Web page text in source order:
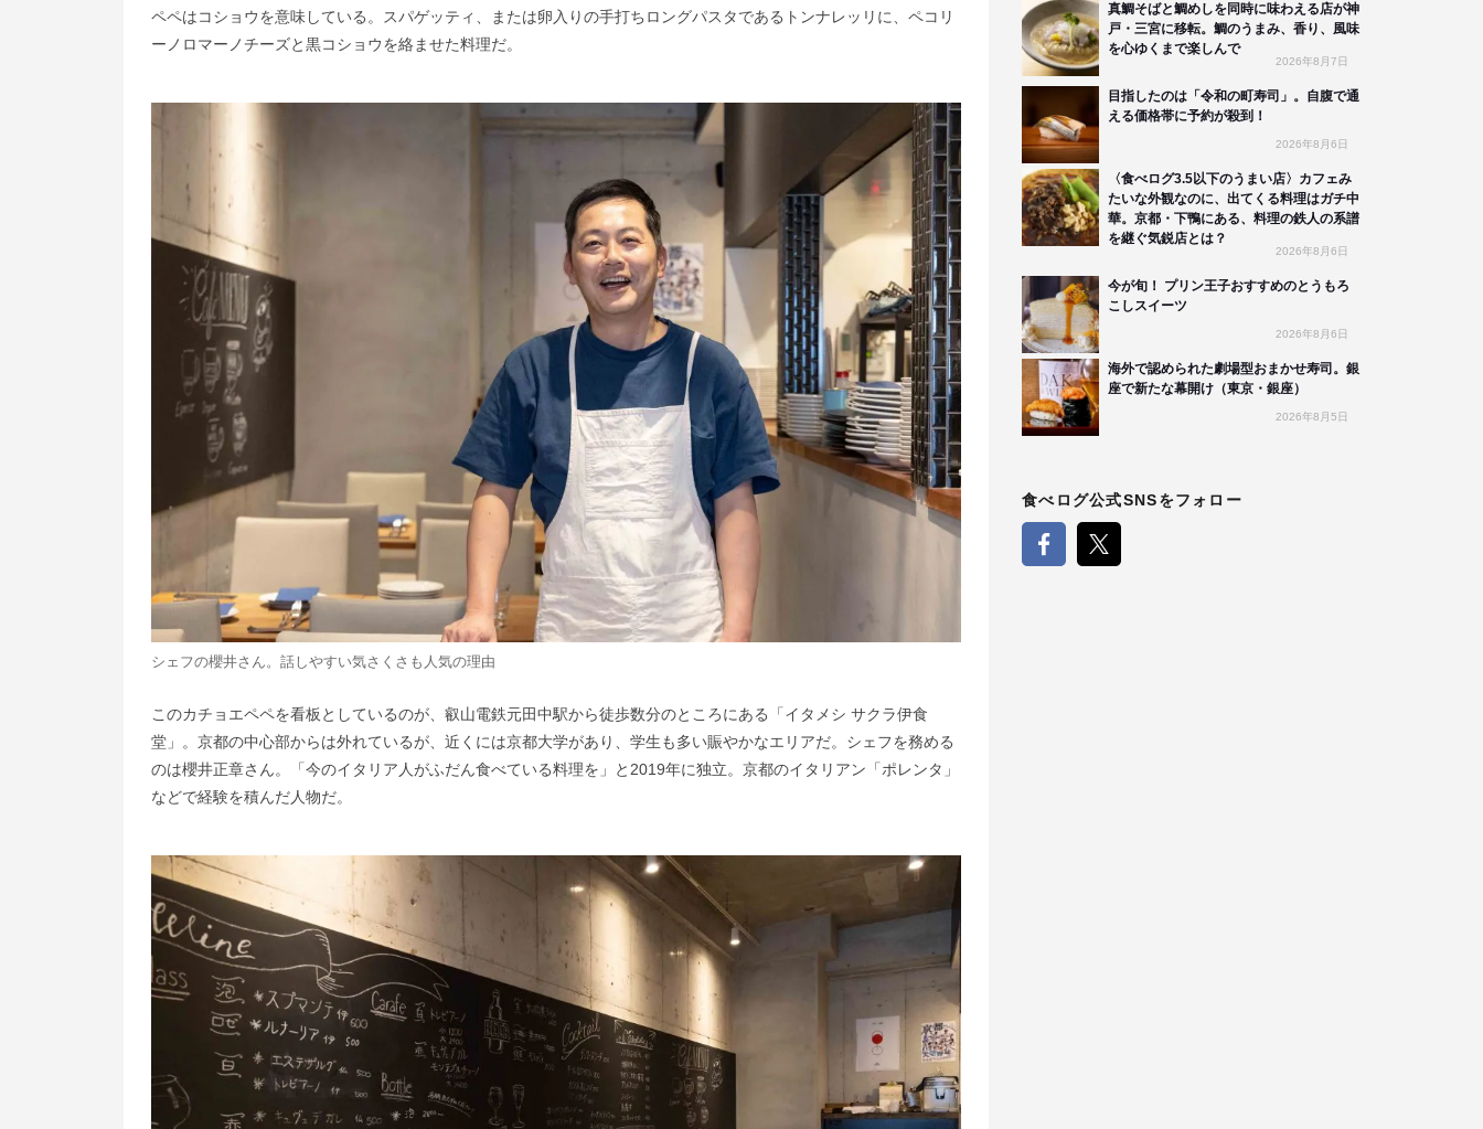
ペペはコショウを意味している。スパゲッティ、または卵入りの手打ちロングパスタであるトンナレッリに、ペコリ
ーノロマーノチーズと黒コショウを絡ませた料理だ。
シェフの櫻井さん。話しやすい気さくさも人気の理由
このカチョエペペを看板としているのが、叡山電鉄元田中駅から徒歩数分のところにある「イタメシ サクラ伊食
堂」。京都の中心部からは外れているが、近くには京都大学があり、学生も多い賑やかなエリアだ。シェフを務める
のは櫻井正章さん。「今のイタリア人がふだん食べている料理を」と2019年に独立。京都のイタリアン「ポレンタ」
などで経験を積んだ人物だ。
真鯛そばと鯛めしを同時に味わえる店が神
戸・三宮に移転。鯛のうまみ、香り、風味
を心ゆくまで楽しんで
2026年8月7日
目指したのは「令和の町寿司」。自腹で通
える価格帯に予約が殺到！
2026年8月6日
〈食べログ3.5以下のうまい店〉カフェみ
たいな外観なのに、出てくる料理はガチ中
華。京都・下鴨にある、料理の鉄人の系譜
を継ぐ気鋭店とは？
2026年8月6日
今が旬！ プリン王子おすすめのとうもろ
こしスイーツ
2026年8月6日
海外で認められた劇場型おまかせ寿司。銀
座で新たな幕開け（東京・銀座）
2026年8月5日
食べログ公式SNSをフォロー